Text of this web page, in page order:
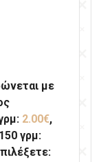
με
2.00€,
γρμ: